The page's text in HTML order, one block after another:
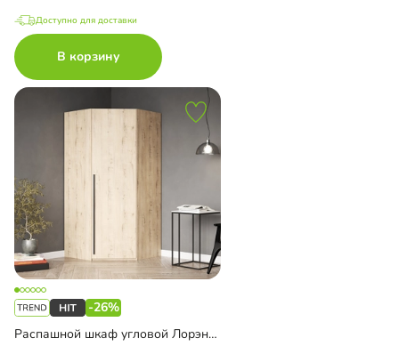
Доступно для доставки
В корзину
-26%
Распашной шкаф угловой Лорэна-1000